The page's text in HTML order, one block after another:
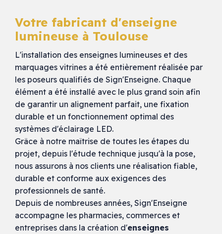
Votre fabricant d'enseigne
lumineuse à Toulouse
L'installation des enseignes lumineuses et des
marquages vitrines a été entièrement réalisée par
les poseurs qualifiés de Sign'Enseigne. Chaque
élément a été installé avec le plus grand soin afin
de garantir un alignement parfait, une fixation
durable et un fonctionnement optimal des
systèmes d'éclairage LED.
Grâce à notre maîtrise de toutes les étapes du
projet, depuis l'étude technique jusqu'à la pose,
nous assurons à nos clients une réalisation fiable,
durable et conforme aux exigences des
professionnels de santé.
Depuis de nombreuses années, Sign'Enseigne
accompagne les pharmacies, commerces et
entreprises dans la création d'enseignes